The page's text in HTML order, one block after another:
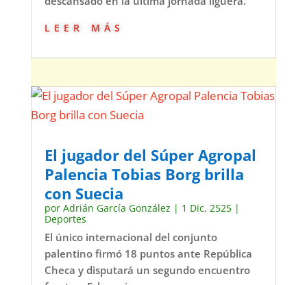
leer más
El jugador del Súper Agropal
Palencia Tobias Borg brilla
con Suecia
por Adrián García González | 1 Dic, 2525|
Deportes
El único internacional del conjunto
palentino firmó 18 puntos ante República
Checa y disputará un segundo encuentro